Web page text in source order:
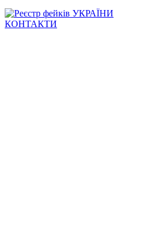
КОНТАКТИ